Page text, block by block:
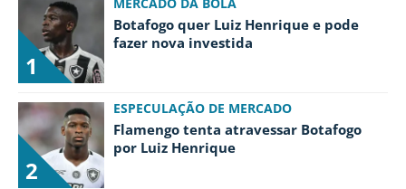
1
Botafogo quer Luiz Henrique e pode
fazer nova investida
2
ESPECULAÇÃO DE MERCADO
Flamengo tenta atravessar Botafogo
por Luiz Henrique